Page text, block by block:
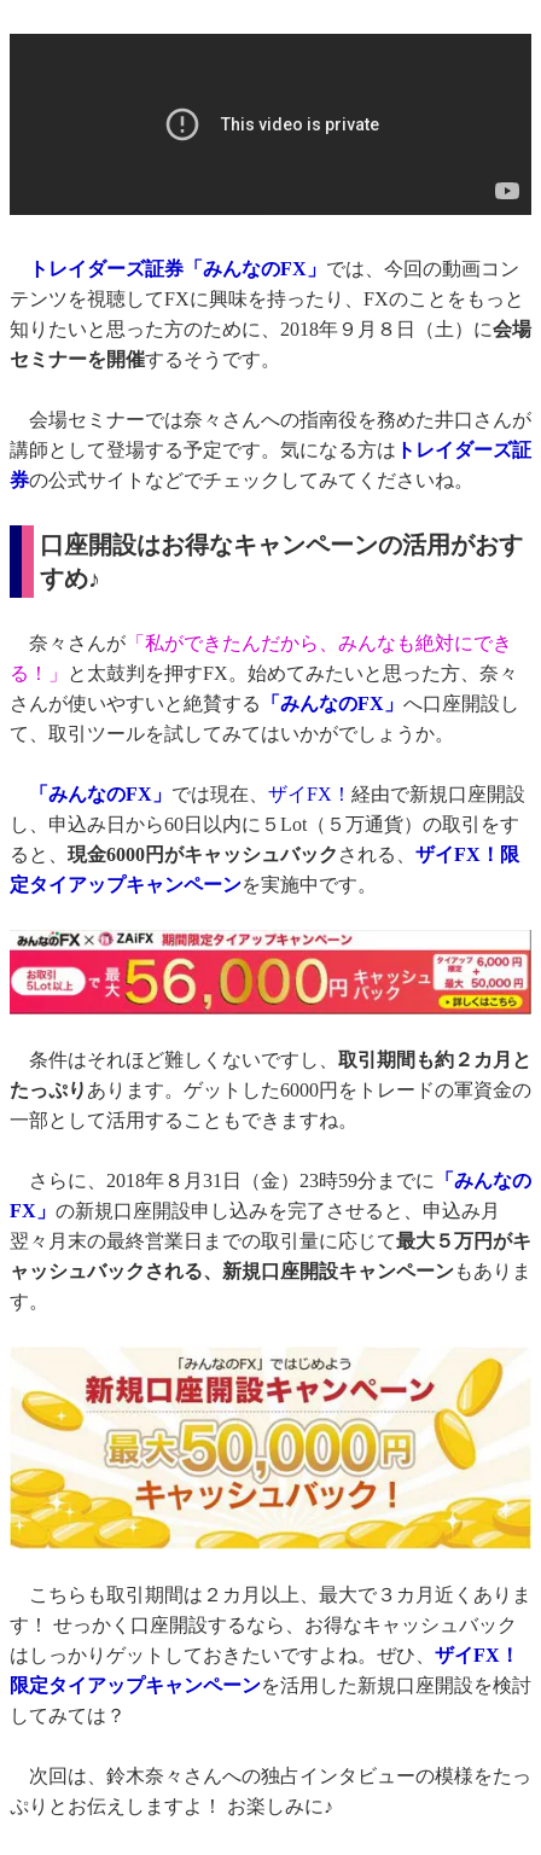
トレイダーズ証券「みんなのFX」 では、今回の動画コン
テンツを視聴してFXに興味を持ったり、FXのことをもっと
知りたいと思った方のために、2018年９月８日（土）に会場
セミナーを開催するそうです。
会場セミナーでは奈々さんへの指南役を務めた井口さんが
講師として登場する予定です。気になる方は トレイダーズ証
券の公式サイトなどでチェックしてみてくださいね。
口座開設はお得なキャンペーンの活用がおす
すめ♪
奈々さんが 「私ができたんだから、みんなも絶対にでき
る！」
と太鼓判を押すFX。始めてみたいと思った方、奈々
さんが使いやすいと絶賛する
「みんなのFX」 へ口座開設し
て、取引ツールを試してみてはいかがでしょうか。
「みんなのFX」 では現在、 ザイFX！ 経由で新規口座開設
し、申込み日から60日以内に５Lot（５万通貨）の取引をす
ると、 現金6000円がキャッシュバック される、 ザイFX！限
定タイアップキャンペーンを実施中です。
条件はそれほど難しくないですし、 取引期間も約２カ月と
たっぷり あります。ゲットした6000円をトレードの軍資金の
一部として活用することもできますね。
さらに、2018年８月31日（金）23時59分までに
「みんなの
FX」 の新規口座開設申し込みを完了させると、申込み月
翌々月末の最終営業日までの取引量に応じて最大５万円がキ
ャッシュバックされる、新規口座開設キャンペーンもありま
す。
こちらも取引期間は２カ月以上、最大で３カ月近くありま
す！ せっかく口座開設するなら、お得なキャッシュバック
はしっかりゲットしておきたいですよね。ぜひ、 ザイFX！
限定タイアップキャンペーンを活用した新規口座開設を検討
してみては？
次回は、鈴木奈々さんへの独占インタビューの模様をたっ
ぷりとお伝えしますよ！ お楽しみに♪